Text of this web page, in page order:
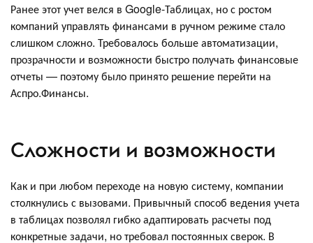
Ранее этот учет велся в Google-Таблицах, но с ростом
компаний управлять финансами в ручном режиме стало
слишком сложно. Требовалось больше автоматизации,
прозрачности и возможности быстро получать финансовые
отчеты — поэтому было принято решение перейти на
Аспро.Финансы.
Сложности и возможности
Как и при любом переходе на новую систему, компании
столкнулись с вызовами. Привычный способ ведения учета
в таблицах позволял гибко адаптировать расчеты под
конкретные задачи, но требовал постоянных сверок. В